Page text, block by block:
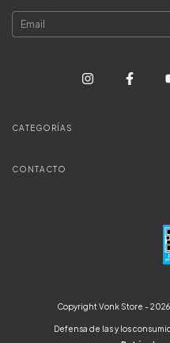
CATEGORÍAS
CONTACTO
Copyright Vonk Store -
Defensa de las y los